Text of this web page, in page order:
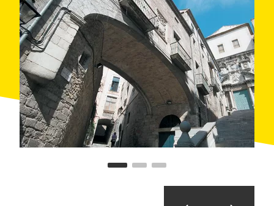
монастыря. В центре расположена беседка,
сохранившая квадратные и круглые колонны и
полукруглые арки.
В числе религиозных деятелей, проживавших в
монастыре Святого Доминика, следует назвать
инквизитора Николау Эймерика (1320-1399) и
святого Далмау Монера (1291-1341).
Монастырь, объявленный
Художественно-
историческим памятником государственного
значения, недавно подвергся реконструкции, и
теперь в нем располагается филологический